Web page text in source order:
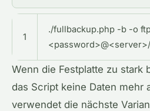
1
./fullbackup.php -b -o
Wenn die Festplatte zu stark
das Script keine Daten mehr
verwendet die nächste